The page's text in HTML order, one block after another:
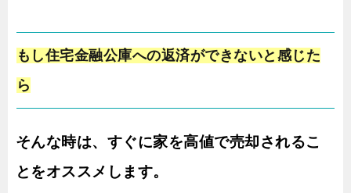
もし住宅金融公庫への返済ができないと感じた
ら
そんな時は、すぐに家を高値で売却されるこ
とをオススメします。